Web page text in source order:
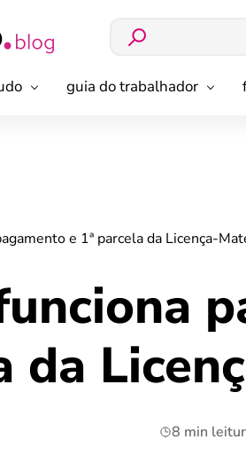
guia do trabalhador
e 1ª parcela da Licença-
da
8 min